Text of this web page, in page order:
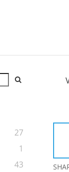
27
1
43